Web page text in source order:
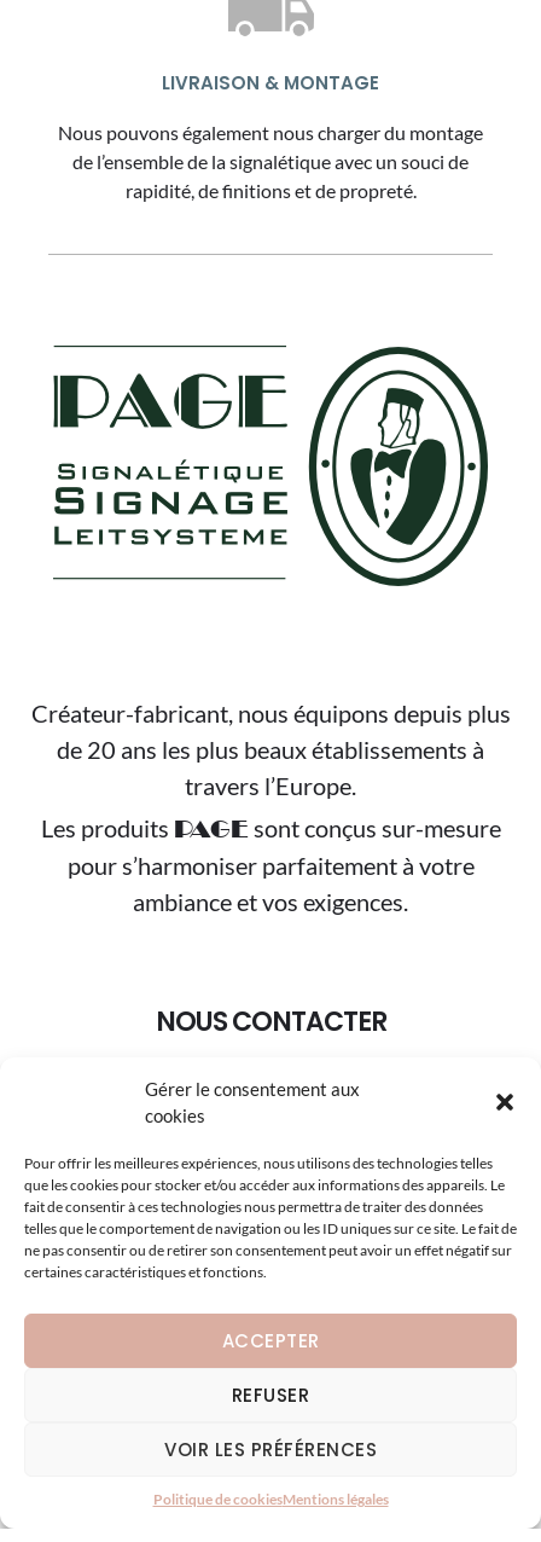
Gérer le consentement aux
cookies
Pour offrir les meilleures expériences, nous utilisons des technologies telles
que les cookies pour stocker et/ou accéder aux informations des appareils. Le
fait de consentir à ces technologies nous permettra de traiter des données
telles que le comportement de navigation ou les ID uniques sur ce site. Le fait de
ne pas consentir ou de retirer son consentement peut avoir un effet négatif sur
certaines caractéristiques et fonctions.
ACCEPTER
REFUSER
VOIR LES PRÉFÉRENCES
Politique de cookiesMentions légales
LIVRAISON & MONTAGE
Nous pouvons également nous charger du montage
de l’ensemble de la signalétique avec un souci de
rapidité, de finitions et de propreté.
Créateur-fabricant, nous équipons depuis plus
de 20 ans les plus beaux établissements à
travers l’Europe.
Les produits PAGEsont conçus sur-mesure
pour s’harmoniser parfaitement à votre
ambiance et vos exigences.
NOUS CONTACTER
+33 (0)3.88.95.02.30
8A Rue du Maréchal Koenig 67210 OBERNAI
A3Design
Mentions légales